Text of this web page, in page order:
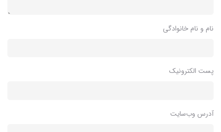
نام و نام خانوادگی
پست الکترونیک
آدرس وب‌سایت